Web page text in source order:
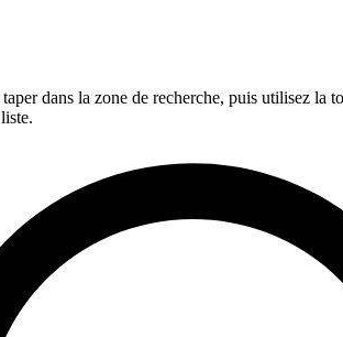
dans la zone de recherche, puis utilisez la